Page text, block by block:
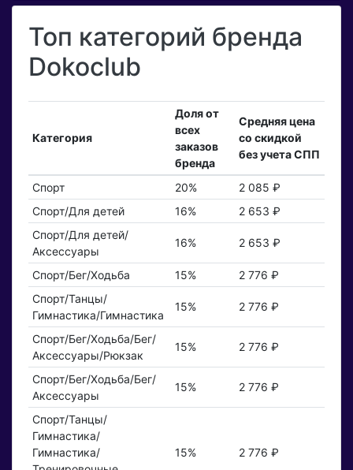
Топ категорий бренда
Dokoclub
Категория
Доля от
всех
заказов
бренда
Средняя цена
со скидкой
без учета СПП
Спорт 20%
2 085 ₽
Спорт/Для детей
16%
2 653 ₽
Спорт/Для детей/
Аксессуары
16% 2 653 ₽
Спорт/Бег/Ходьба 15%
2 776 ₽
Спорт/Танцы/
Гимнастика/Гимнастика
15% 2 776 ₽
Спорт/Бег/Ходьба/Бег/
Аксессуары/Рюкзак
15% 2 776 ₽
Спорт/Бег/Ходьба/Бег/
Аксессуары
15% 2 776 ₽
Спорт/Танцы/
Гимнастика/
Гимнастика/
15% 2 776 ₽